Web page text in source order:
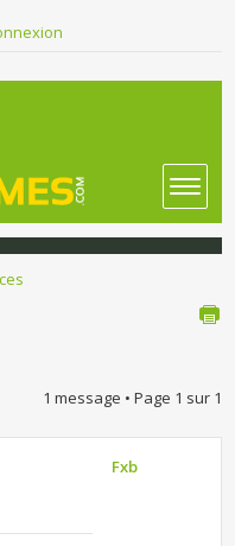
1 message • Page 1 sur 1
Fxb